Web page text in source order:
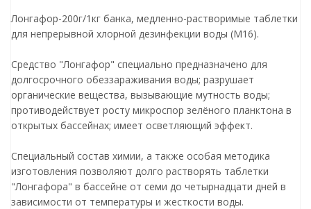
Лонгафор-200г/1кг банка, медленно-растворимые таблетки
для непрерывной хлорной дезинфекции воды (М16).
Средство "Лонгафор" специально предназначено для
долгосрочного обеззараживания воды; разрушает
органические вещества, вызывающие мутность воды;
противодействует росту микроспор зелёного планктона в
открытых бассейнах; имеет осветляющий эффект.
Специальный состав химии, а также особая методика
изготовления позволяют долго растворять таблетки
"Лонгафора" в бассейне от семи до четырнадцати дней в
зависимости от температуры и жесткости воды.